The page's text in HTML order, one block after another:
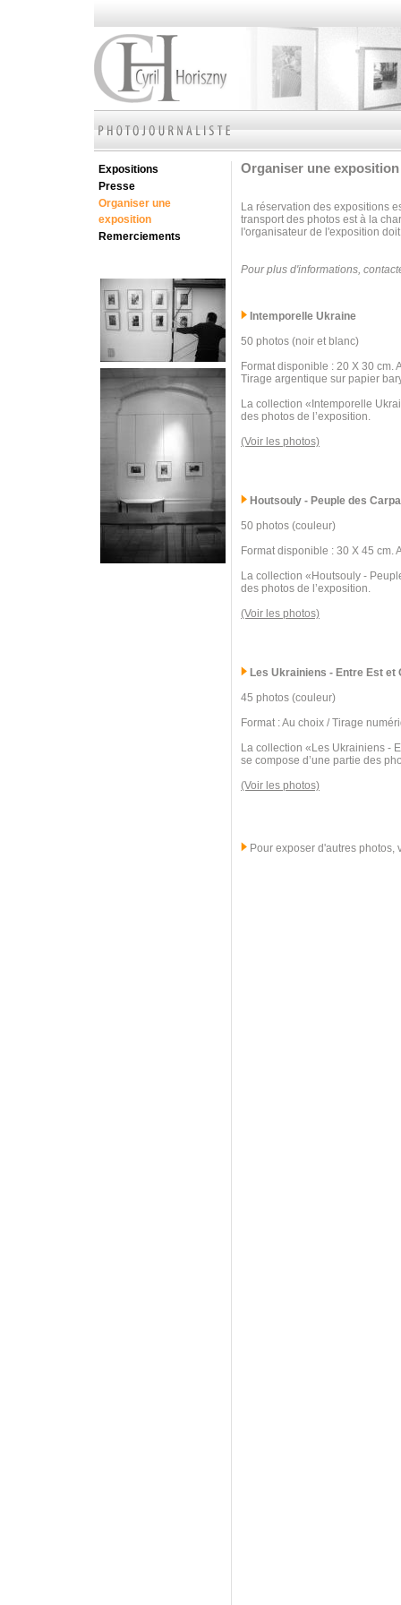
Expositions
Presse
Organiser une
exposition
Remerciements
Organiser une exposition
La réservation des expositions
transport des photos est à la
l'organisateur de l'exposition
Pour plus d'informations,
Intemporelle Ukraine
50 photos (noir et blanc)
Format disponible : 20 X 30 cm.
Tirage argentique sur papier
La collection «Intemporelle
des photos de l’exposition.
(Voir les photos)
Houtsouly - Peuple des
50 photos (couleur)
Format disponible : 30 X 45 cm.
La collection «Houtsouly -
des photos de l’exposition.
(Voir les photos)
Les Ukrainiens - Entre Est et
45 photos (couleur)
Format : Au choix / Tirage
La collection «Les Ukrainiens -
se compose d’une partie des
(Voir les photos)
Pour exposer d'autres photos,